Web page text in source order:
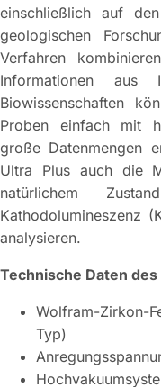
einschließlich auf
geologischen
Verfahren
Informationen
Biowissenschaften
Proben einfach mit
große Datenmengen
Ultra Plus auch die
natürlichem
Kathodolumineszenz
analysieren.
Technische Daten des
Wolfram-Zirkon-
Typ)